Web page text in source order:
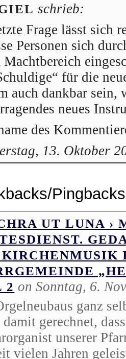
schrieb:
Frage lässt sich
Personen sich
Machtbereich
für die
auch dankbar sein,
neues
des
13. Oktober
Pingbacks
UT LUNA ›
KIRCHENMUSIK
2 on Sonntag, 6.
ganz
damit gerechnet,
unserer
vielen Jahren